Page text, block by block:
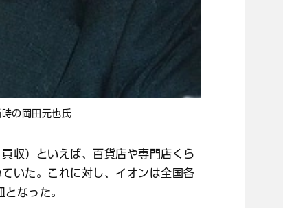
の岡田元也氏
収）といえば、百貨店や専門店くら
いた。これに対し、イオンは全国各
なった。